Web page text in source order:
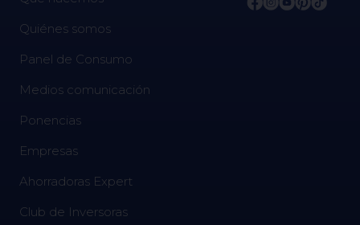
Quiénes somos
Panel de Consumo
Medios comunicación
Ponencias
Empresas
Ahorradoras Expert
Club de Inversoras